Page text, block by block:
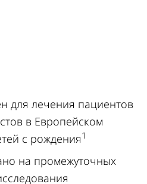
для лечения пациентов
в Европейском
с рождения1
на промежуточных